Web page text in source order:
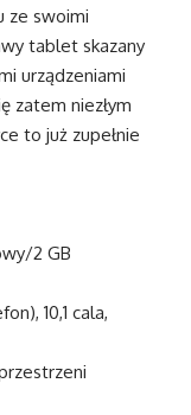
ze swoimi
tablet skazany
urządzeniami
zatem niezłym
to już zupełnie
2 GB
10,1 cala,